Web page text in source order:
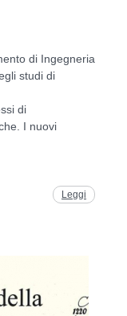
di Ingegneria
studi di
di
I nuovi
Leggi